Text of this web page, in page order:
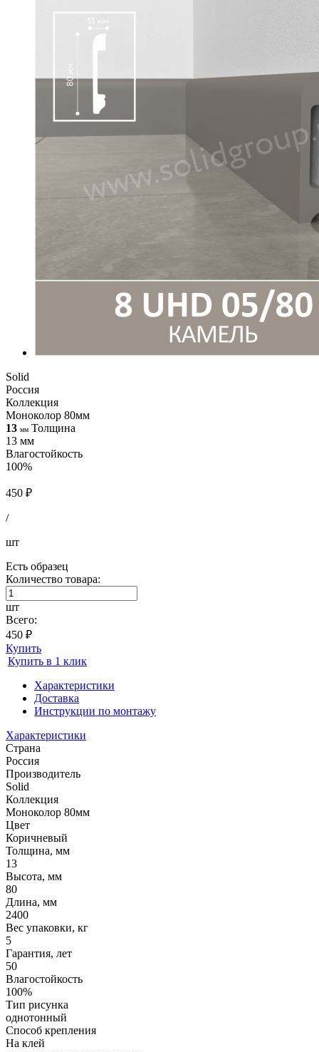
Solid
Россия
Коллекция
Моноколор 80мм
13 мм Толщина
13 мм
Влагостойкость
100%
450 ₽
/
шт
Есть образец
Количество товара:
шт
Всего:
450 ₽
Купить
Купить в 1 клик
Характеристики
Доставка
Инструкции по монтажу
Характеристики
Страна
Россия
Производитель
Solid
Коллекция
Моноколор 80мм
Цвет
Коричневый
Толщина, мм
13
Высота, мм
80
Длина, мм
2400
Вес упаковки, кг
5
Гарантия, лет
50
Влагостойкость
100%
Тип рисунка
однотонный
Способ крепления
На клей